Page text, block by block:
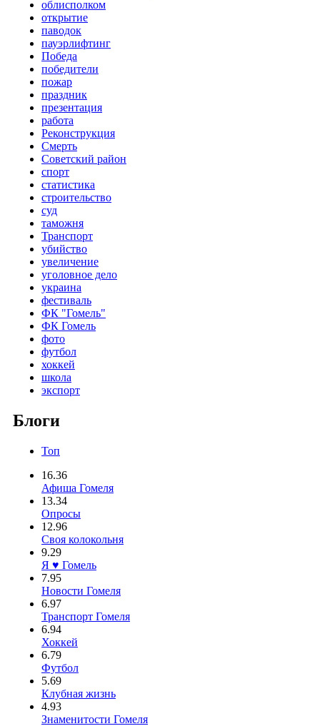
облисполком
открытие
паводок
пауэрлифтинг
Победа
победители
пожар
праздник
презентация
работа
Реконструкция
Смерть
Советский район
спорт
статистика
строительство
суд
таможня
Транспорт
убийство
увеличение
уголовное дело
украина
фестиваль
ФК "Гомель"
ФК Гомель
фото
футбол
хоккей
школа
экспорт
Блоги
Топ
16.36
Афиша Гомеля
13.34
Опросы
12.96
Своя колокольня
9.29
Я ♥ Гомель
7.95
Новости Гомеля
6.97
Транспорт Гомеля
6.94
Хоккей
6.79
Футбол
5.69
Клубная жизнь
4.93
Знаменитости Гомеля